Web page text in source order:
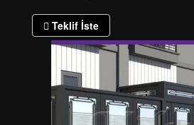
Teklif İste